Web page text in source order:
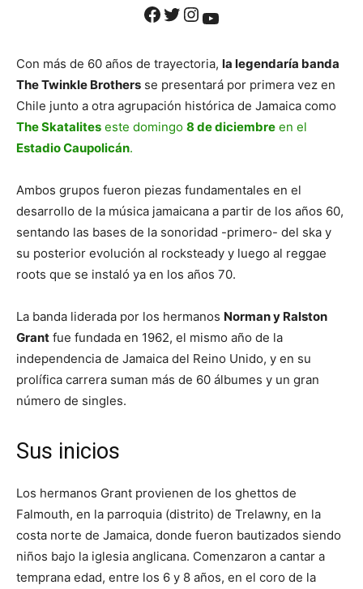
Facebook Twitter Instagram YouTube
Con más de 60 años de trayectoria, la legendaría banda
The Twinkle Brothers se presentará por primera vez en
Chile junto a otra agrupación histórica de Jamaica como
The Skatalites este domingo 8 de diciembre en el
Estadio Caupolicán.
Ambos grupos fueron piezas fundamentales en el
desarrollo de la música jamaicana a partir de los años 60,
sentando las bases de la sonoridad -primero- del ska y
su posterior evolución al rocksteady y luego al reggae
roots que se instaló ya en los años 70.
La banda liderada por los hermanos Norman y Ralston
Grant fue fundada en 1962, el mismo año de la
independencia de Jamaica del Reino Unido, y en su
prolífica carrera suman más de 60 álbumes y un gran
número de singles.
Sus inicios
Los hermanos Grant provienen de los ghettos de
Falmouth, en la parroquia (distrito) de Trelawny, en la
costa norte de Jamaica, donde fueron bautizados siendo
niños bajo la iglesia anglicana. Comenzaron a cantar a
temprana edad, entre los 6 y 8 años, en el coro de la